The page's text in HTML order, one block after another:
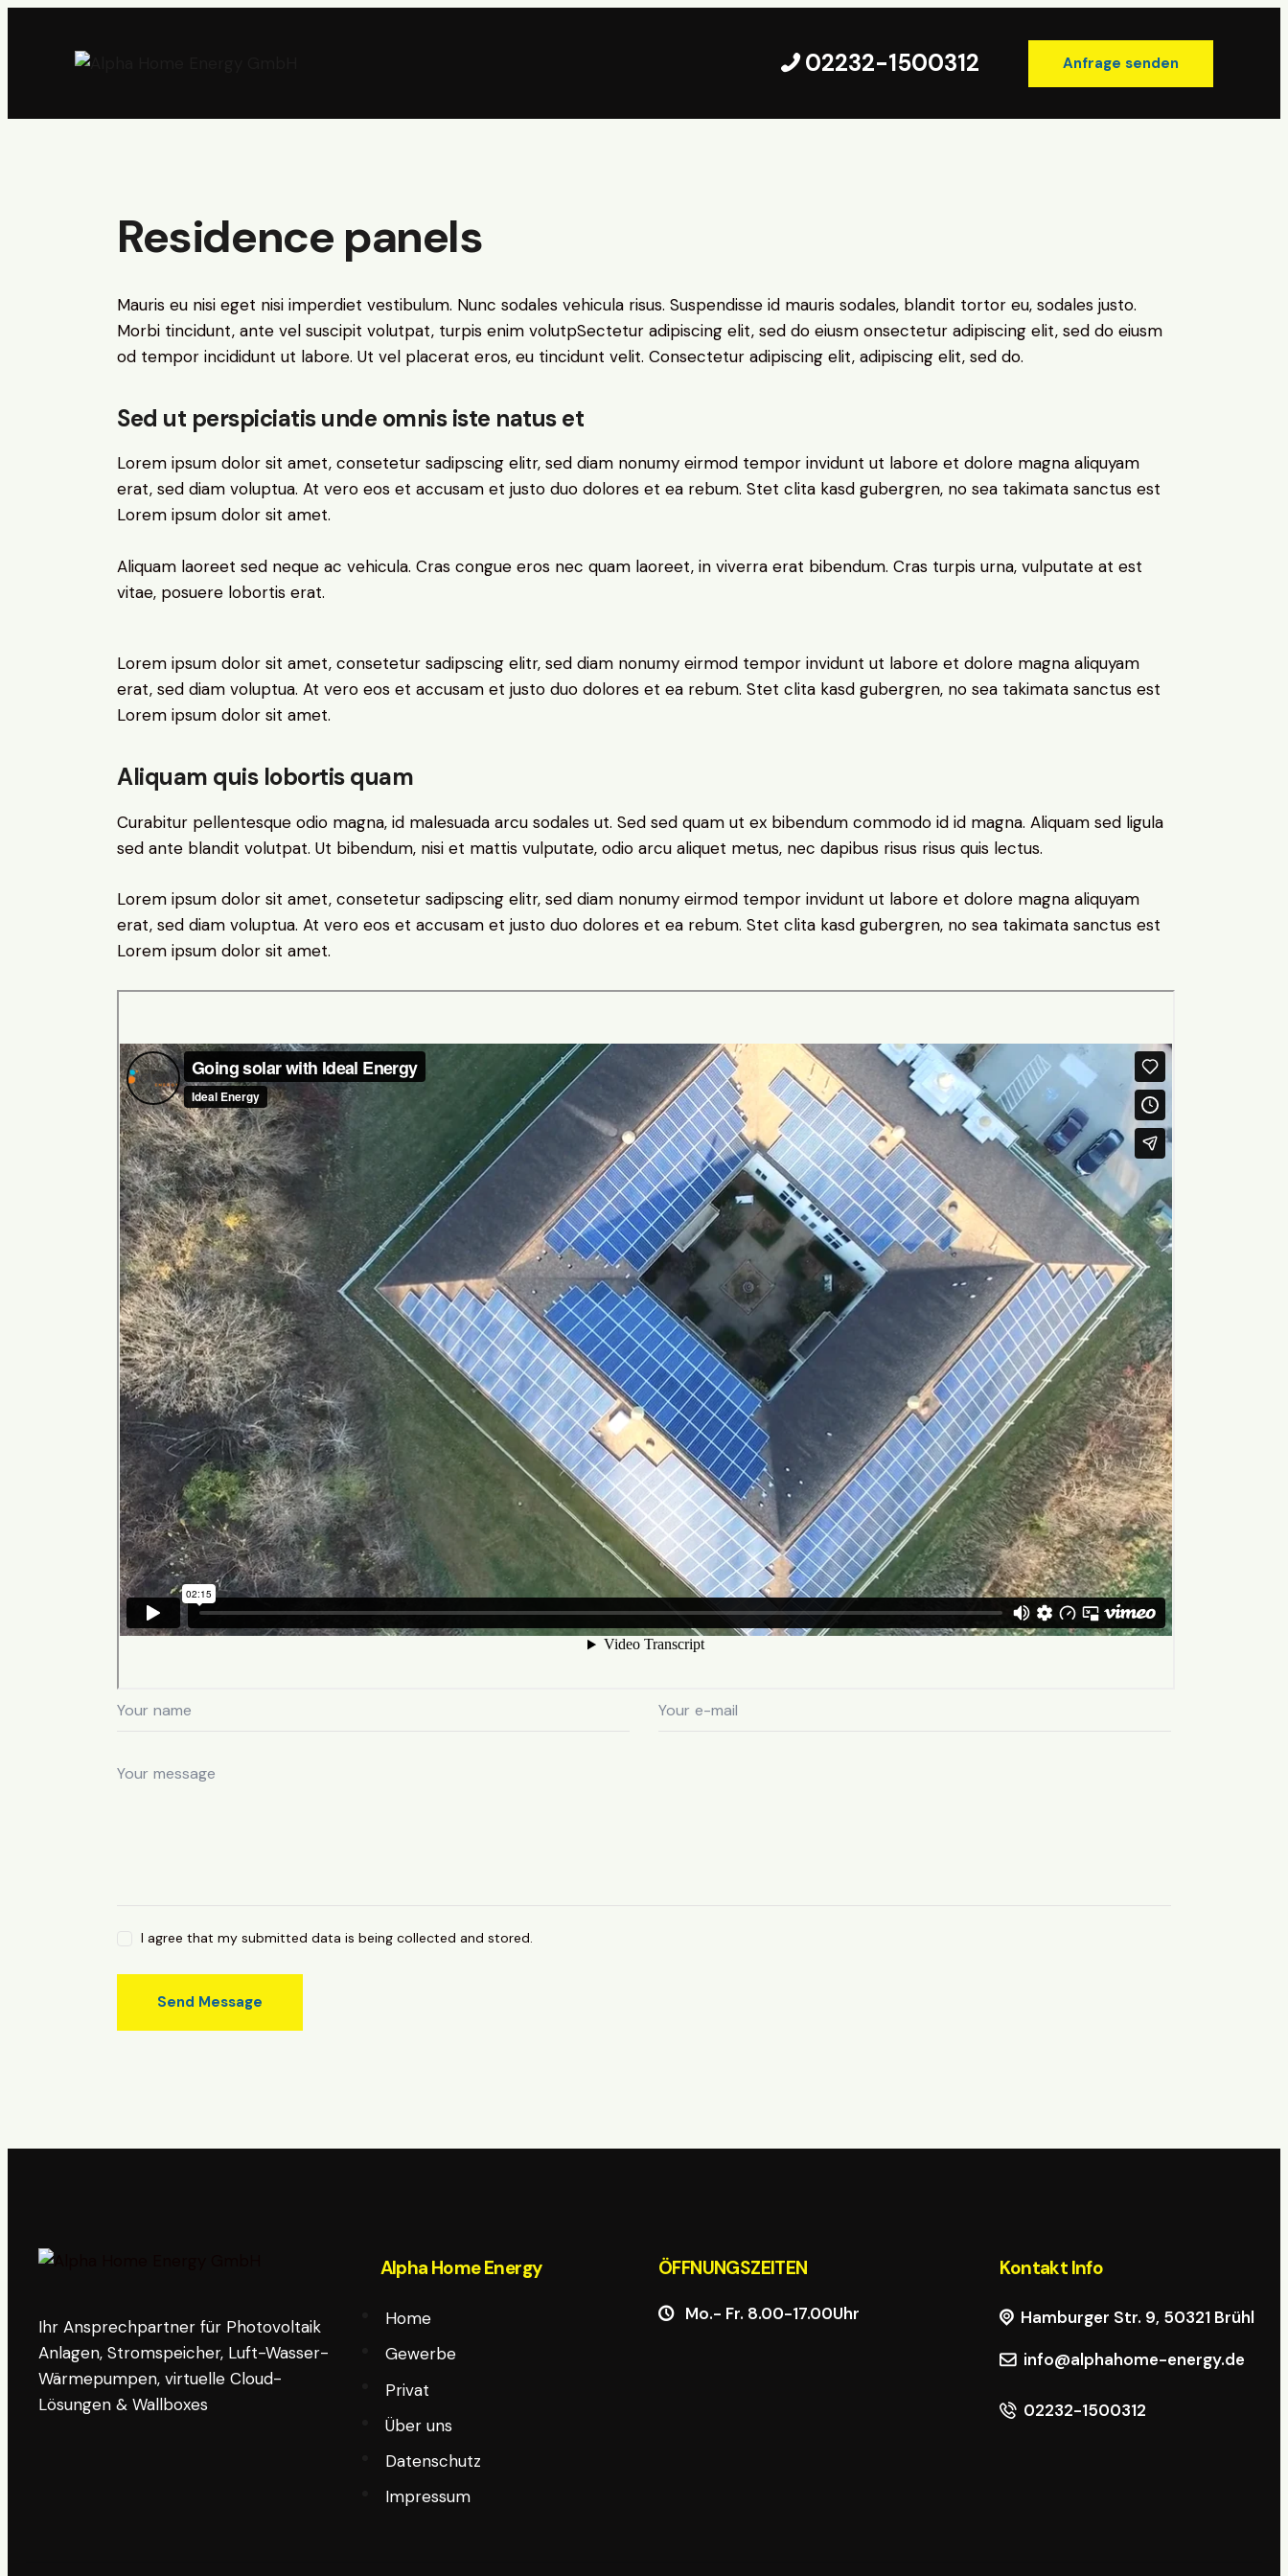
02232-1500312 Anfrage senden
Residence panels
Mauris eu nisi eget nisi imperdiet vestibulum. Nunc sodales vehicula risus. Suspendisse id mauris sodales, blandit tortor eu, sodales justo.
Morbi tincidunt, ante vel suscipit volutpat, turpis enim volutpSectetur adipiscing elit, sed do eiusm onsectetur adipiscing elit, sed do eiusm
od tempor incididunt ut labore. Ut vel placerat eros, eu tincidunt velit. Consectetur adipiscing elit, adipiscing elit, sed do.
Sed ut perspiciatis unde omnis iste natus et
Lorem ipsum dolor sit amet, consetetur sadipscing elitr, sed diam nonumy eirmod tempor invidunt ut labore et dolore magna aliquyam
erat, sed diam voluptua. At vero eos et accusam et justo duo dolores et ea rebum. Stet clita kasd gubergren, no sea takimata sanctus est
Lorem ipsum dolor sit amet.
Aliquam laoreet sed neque ac vehicula. Cras congue eros nec quam laoreet, in viverra erat bibendum. Cras turpis urna, vulputate at est
vitae, posuere lobortis erat.
Lorem ipsum dolor sit amet, consetetur sadipscing elitr, sed diam nonumy eirmod tempor invidunt ut labore et dolore magna aliquyam
erat, sed diam voluptua. At vero eos et accusam et justo duo dolores et ea rebum. Stet clita kasd gubergren, no sea takimata sanctus est
Lorem ipsum dolor sit amet.
Aliquam quis lobortis quam
Curabitur pellentesque odio magna, id malesuada arcu sodales ut. Sed sed quam ut ex bibendum commodo id id magna. Aliquam sed ligula
sed ante blandit volutpat. Ut bibendum, nisi et mattis vulputate, odio arcu aliquet metus, nec dapibus risus risus quis lectus.
Lorem ipsum dolor sit amet, consetetur sadipscing elitr, sed diam nonumy eirmod tempor invidunt ut labore et dolore magna aliquyam
erat, sed diam voluptua. At vero eos et accusam et justo duo dolores et ea rebum. Stet clita kasd gubergren, no sea takimata sanctus est
Lorem ipsum dolor sit amet.
I agree that my submitted data is being collected and stored.
Send Message
Ihr Ansprechpartner für Photovoltaik
Anlagen, Stromspeicher, Luft-Wasser-
Wärmepumpen, virtuelle Cloud-
Lösungen & Wallboxes
Alpha Home Energy
Home
Gewerbe
Privat
Über uns
Datenschutz
Impressum
ÖFFNUNGSZEITEN
Mo.- Fr. 8.00-17.00Uhr
Kontakt Info
Hamburger Str. 9, 50321 Brühl
info@alphahome-energy.de
02232-1500312